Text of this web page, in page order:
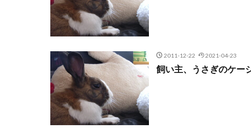
2011-12-22 2021-04-23
飼い主、うさぎのケー